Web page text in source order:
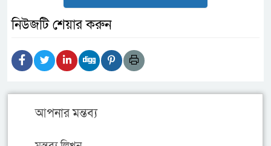
নিউজটি শেয়ার করুন
আপনার মন্তব্য